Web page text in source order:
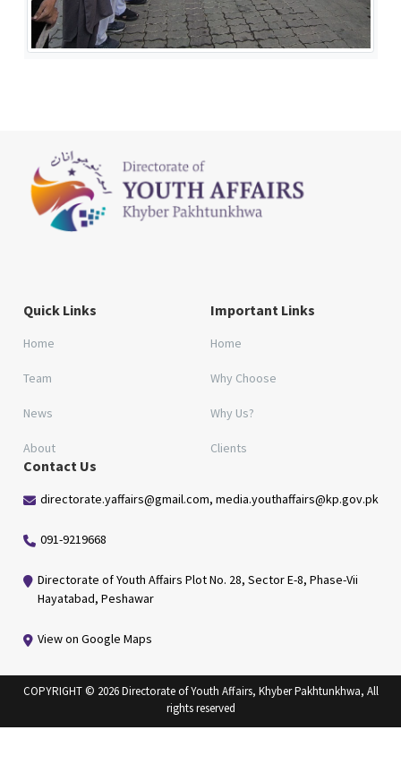
Quick Links
Home
Team
News
About
Important Links
Home
Why Choose
Why Us?
Clients
Contact Us
directorate.yaffairs@gmail.com, media.youthaffairs@kp.gov.pk
091-9219668
Directorate of Youth Affairs Plot No. 28, Sector E-8, Phase-Vii
Hayatabad, Peshawar
View on Google Maps
COPYRIGHT © 2026 Directorate of Youth Affairs, Khyber Pakhtunkhwa, All
rights reserved